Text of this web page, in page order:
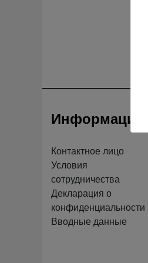
Информация
Контактное лицо
Условия
сотрудничества
Декларация о
конфиденциальности
Вводные данные